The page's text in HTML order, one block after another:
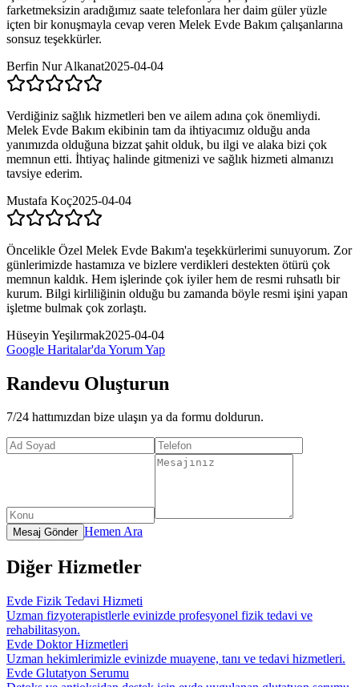
farketmeksizin aradığımız saate telefonlara her daim güler yüzle
içten bir konuşmayla cevap veren Melek Evde Bakım çalışanlarına
sonsuz teşekkürler.
Berfin Nur Alkanat2025-04-04
Verdiğiniz sağlık hizmetleri ben ve ailem adına çok önemliydi.
Melek Evde Bakım ekibinin tam da ihtiyacımız olduğu anda
yanımızda olduğuna bizzat şahit olduk, bu ilgi ve alaka bizi çok
memnun etti. İhtiyaç halinde gitmenizi ve sağlık hizmeti almanızı
tavsiye ederim.
Mustafa Koç2025-04-04
Öncelikle Özel Melek Evde Bakım'a teşekkürlerimi sunuyorum. Zor
günlerimizde hastamıza ve bizlere verdikleri destekten ötürü çok
memnun kaldık. Hem işlerinde çok iyiler hem de resmi ruhsatlı bir
kurum. Bilgi kirliliğinin olduğu bu zamanda böyle resmi işini yapan
işletme bulmak çok zorlaştı.
Hüseyin Yeşilırmak2025-04-04
Google Haritalar'da Yorum Yap
Randevu Oluşturun
7/24 hattımızdan bize ulaşın ya da formu doldurun.
Mesaj Gönder Hemen Ara
Diğer Hizmetler
Evde Fizik Tedavi Hizmeti
Uzman fizyoterapistlerle evinizde profesyonel fizik tedavi ve
rehabilitasyon.
Evde Doktor Hizmetleri
Uzman hekimlerimizle evinizde muayene, tanı ve tedavi hizmetleri.
Evde Glutatyon Serumu